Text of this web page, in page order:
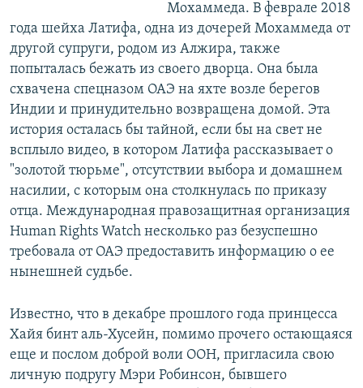
Мохаммеда. В феврале 2018
года шейха Латифа, одна из дочерей Мохаммеда от
другой супруги, родом из Алжира, также
попыталась бежать из своего дворца. Она была
схвачена спецназом ОАЭ на яхте возле берегов
Индии и принудительно возвращена домой. Эта
история осталась бы тайной, если бы на свет не
всплыло видео, в котором Латифа рассказывает о
"золотой тюрьме", отсутствии выбора и домашнем
насилии, с которым она столкнулась по приказу
отца. Международная правозащитная организация
Human Rights Watch несколько раз безуспешно
требовала от ОАЭ предоставить информацию о ее
нынешней судьбе.
Известно, что в декабре прошлого года принцесса
Хайя бинт аль-Хусейн, помимо прочего остающаяся
еще и послом доброй воли ООН, пригласила свою
личную подругу Мэри Робинсон, бывшего